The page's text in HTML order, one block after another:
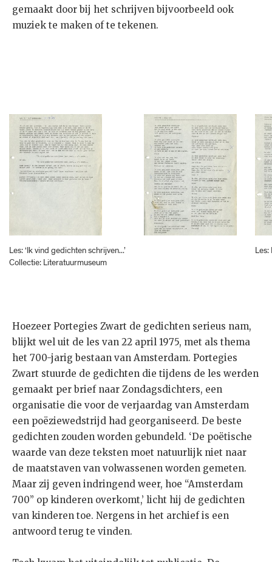
gemaakt door bij het schrijven bijvoorbeeld ook
muziek te maken of te tekenen.
Les: ‘Ik vind gedichten schrijven...’
Collectie: Literatuurmuseum
Hoezeer Portegies Zwart de gedichten serieus nam,
blijkt wel uit de les van 22 april 1975, met als thema
het 700-jarig bestaan van Amsterdam. Portegies
Zwart stuurde de gedichten die tijdens de les werden
gemaakt per brief naar Zondagsdichters, een
organisatie die voor de verjaardag van Amsterdam
een poëziewedstrijd had georganiseerd. De beste
gedichten zouden worden gebundeld. ‘De poëtische
waarde van deze teksten moet natuurlijk niet naar
de maatstaven van volwassenen worden gemeten.
Maar zij geven indringend weer, hoe “Amsterdam
700” op kinderen overkomt,’ licht hij de gedichten
van kinderen toe. Nergens in het archief is een
antwoord terug te vinden.